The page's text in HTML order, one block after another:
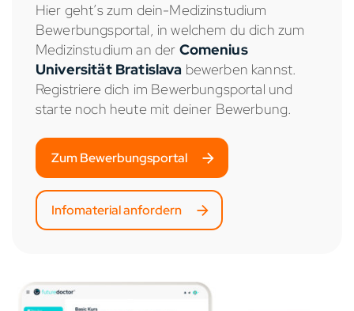
Hier geht’s zum dein-Medizinstudium
Bewerbungsportal, in welchem du dich zum
Medizinstudium an der Comenius
Universität Bratislava bewerben kannst.
Registriere dich im Bewerbungsportal und
starte noch heute mit deiner Bewerbung.
Zum Bewerbungsportal
Infomaterial anfordern